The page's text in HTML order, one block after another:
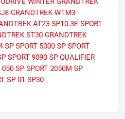
GRANDTREK WTM3
AT23 SP10-3E SPORT
ST30 GRANDTREK
SP SPORT 5000 SP SPORT
SPORT 9090 SP QUALIFIER
050 SP SPORT 2050M SP
SP 01 SP30